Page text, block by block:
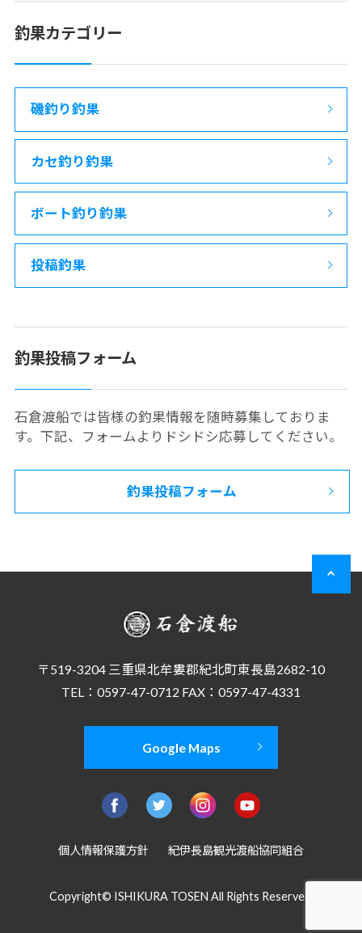
釣果カテゴリー
磯釣り釣果
カセ釣り釣果
ボート釣り釣果
投稿釣果
釣果投稿フォーム
石倉渡船では皆様の釣果情報を随時募集しておりま
す。下記、フォームよりドシドシ応募してください。
釣果投稿フォーム
〒519-3204 三重県北牟婁郡紀北町東長島2682-10
TEL：0597-47-0712 FAX：0597-47-4331
Google Maps
個人情報保護方針 紀伊長島観光渡船協同組合
Copyright© ISHIKURA TOSEN All Rights Reserved.